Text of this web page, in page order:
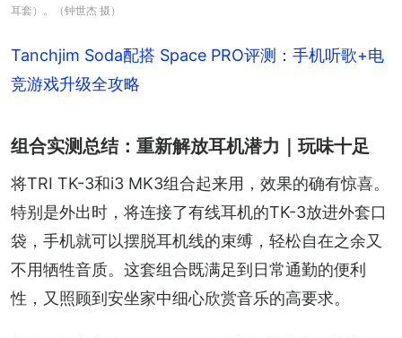
耳套）。（钟世杰 摄）
Tanchjim Soda配搭 Space PRO评测：手机听歌+电
竞游戏升级全攻略
组合实测总结：重新解放耳机潜力｜玩味十足
将TRI TK-3和i3 MK3组合起来用，效果的确有惊喜。
特别是外出时，将连接了有线耳机的TK-3放进外套口
袋，手机就可以摆脱耳机线的束缚，轻松自在之余又
不用牺牲音质。这套组合既满足到日常通勤的便利
性，又照顾到安坐家中细心欣赏音乐的高要求。